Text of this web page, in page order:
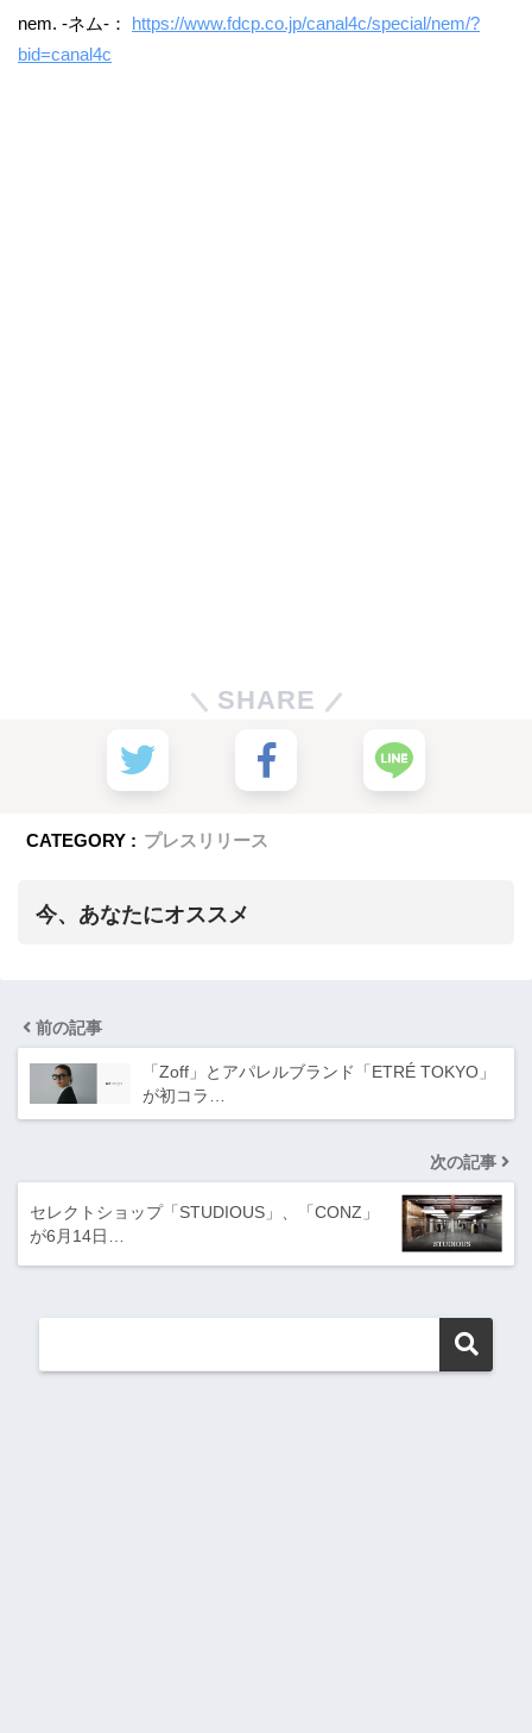
nem. -ネム-： https://www.fdcp.co.jp/canal4c/special/nem/?
bid=canal4c
SHARE
CATEGORY : プレスリリース
今、あなたにオススメ
前の記事
「Zoff」とアパレルブランド「ETRÉ TOKYO」
が初コラ…
次の記事
セレクトショップ「STUDIOUS」、「CONZ」
が6月14日…